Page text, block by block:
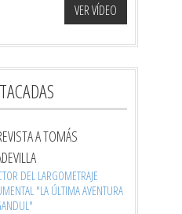
VER VÍDEO
A TOMÁS
DEL LARGOMETRAJE
"LA ÚLTIMA AVENTURA